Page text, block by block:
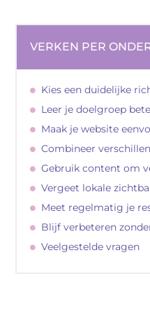
VERKEN PER
Kies een duidelijke
Leer je doelgroep
Maak je website
Combineer
Gebruik content om
Vergeet lokale
Meet regelmatig je
Blijf verbeteren
Veelgestelde vragen